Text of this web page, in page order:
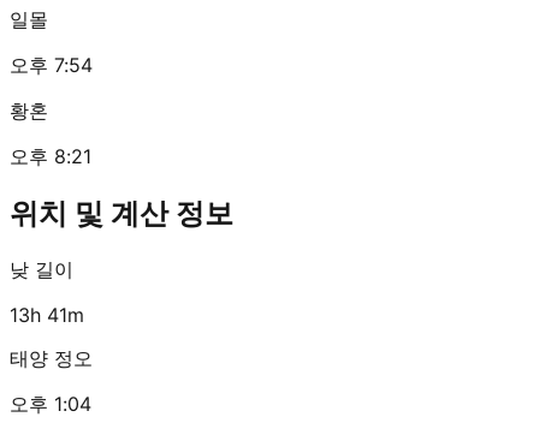
일몰
오후 7:54
황혼
오후 8:21
위치 및 계산 정보
낮 길이
13h 41m
태양 정오
오후 1:04